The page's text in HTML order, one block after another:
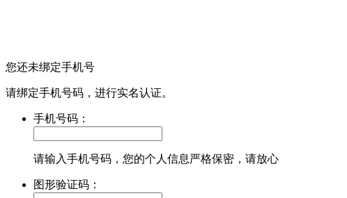
您还未绑定手机号
请绑定手机号码，进行实名认证。
手机号码：
请输入手机号码，您的个人信息严格保密，请放心
图形验证码：